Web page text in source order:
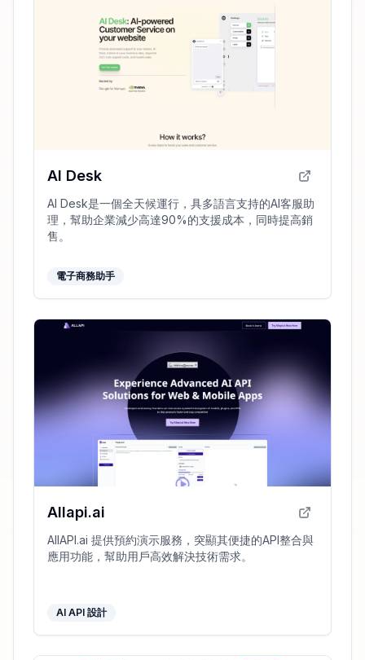
AI Desk
AI Desk是一個全天候運行，具多語言支持的AI客服助
理，幫助企業減少高達90%的支援成本，同時提高銷
售。
電子商務助手
Allapi.ai
AllAPI.ai 提供預約演示服務，突顯其便捷的API整合與
應用功能，幫助用戶高效解決技術需求。
AI API 設計